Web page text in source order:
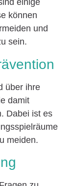
einige
können
und
sein.
über ihre
damit
Dabei ist es
meiden.